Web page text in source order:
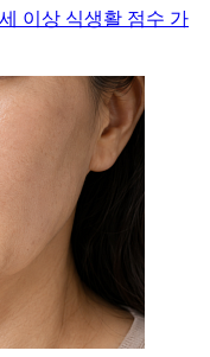
이상 식생활 점수 가